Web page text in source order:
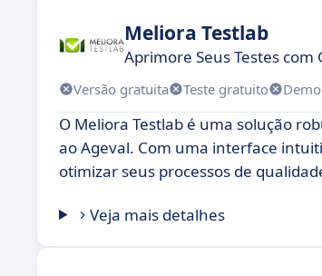
Meliora Testlab
Aprimore Seus Testes com
Versão gratuita Teste gratuito
O Meliora Testlab é uma solução
ao Ageval. Com uma interface
otimizar seus processos de
Veja mais detalhes